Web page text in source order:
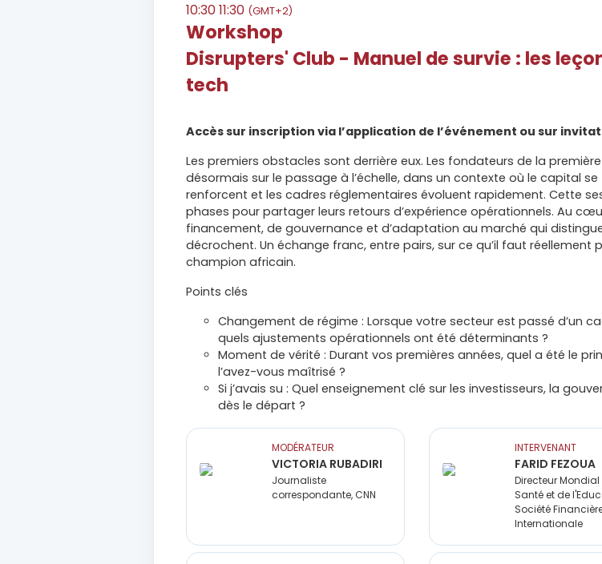
10:3011:30 (GMT+2)
Workshop
Disrupters' Club - Manuel de survie : les
tech
Accès sur inscription via l’application de l’événement ou sur
Les premiers obstacles sont derrière eux. Les fondateurs de la
désormais sur le passage à l’échelle, dans un contexte où le capital
renforcent et les cadres réglementaires évoluent rapidement. Cette
phases pour partager leurs retours d’expérience opérationnels. Au
financement, de gouvernance et d’adaptation au marché qui
décrochent. Un échange franc, entre pairs, sur ce qu’il faut
champion africain.
Points clés
Changement de régime : Lorsque votre secteur est passé d’un
quels ajustements opérationnels ont été déterminants ?
Moment de vérité : Durant vos premières années, quel a été le
l’avez-vous maîtrisé ?
Si j’avais su : Quel enseignement clé sur les investisseurs, la
dès le départ ?
MODÉRATEUR
VICTORIA RUBADIRI
Journaliste
correspondante, CNN
INTERVENANT
FARID FEZOUA
Directeur
Santé et de
Société
Internationale